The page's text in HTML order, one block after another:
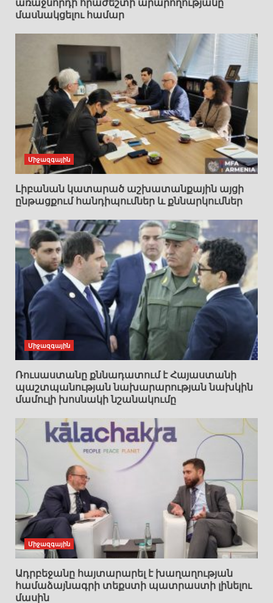
առաջնորդի հրաժեշտի արարողությանը
մասնակցելու համար
Միջազգային
Լիբանան կատարած աշխատանքային այցի
ընթացքում հանդիպումներ և քննարկումներ
Միջազգային
Ռուսաստանը քննադատում է Հայաստանի
պաշտպանության նախարարության նախկին
մամուլի խոսնակի նշանակումը
Միջազգային
Ադրբեջանը հայտարարել է խաղաղության
համաձայնագրի տեքստի պատրաստի լինելու
մասին